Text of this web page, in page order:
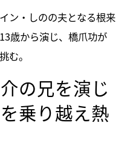
ン・しのの夫となる根来
歳から演じ、橋爪功が
む。
の兄を演じ
乗り越え熱